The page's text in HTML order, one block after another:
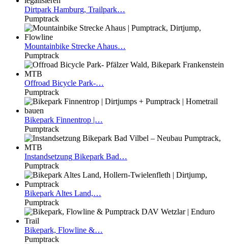
Dirtpark Hamburg, Trailpark…
Pumptrack
Mountainbike Strecke Ahaus…
Pumptrack
Offroad Bicycle Park-…
Pumptrack
Bikepark Finnentrop |…
Pumptrack
Instandsetzung Bikepark Bad…
Pumptrack
Bikepark Altes Land,…
Pumptrack
Bikepark, Flowline &…
Pumptrack